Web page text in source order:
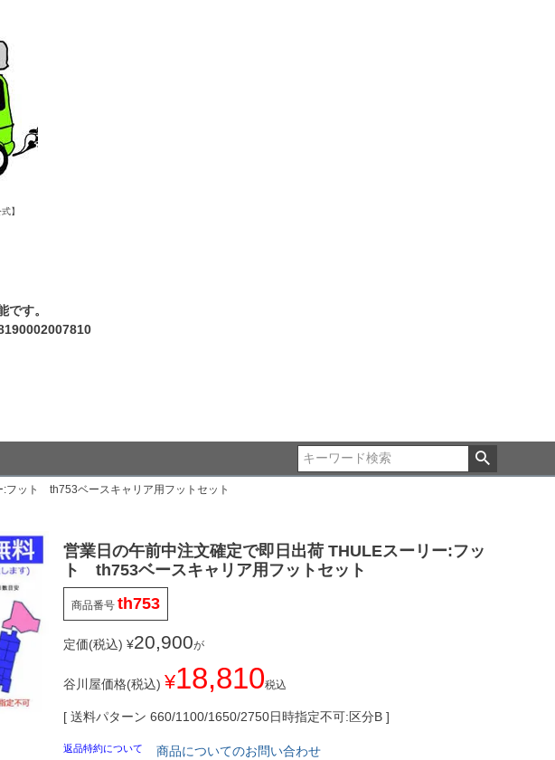
】
です。
フット th753ベースキャリア用フットセット
営業日の午前中注文確定で即日出荷 THULEスーリー:フッ
ト th753ベースキャリア用フットセット
商品番号 th753
定価(税込) ¥20,900が
谷川屋価格(税込) ¥18,810税込
送料パターン 660/1100/1650/2750日時指定不可:区分B
返品特約について 商品についてのお問い合わせ